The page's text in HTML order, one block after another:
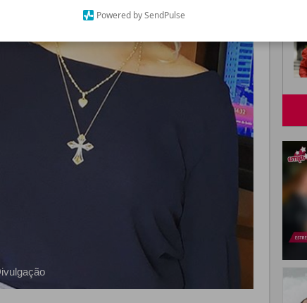
Powered by SendPulse